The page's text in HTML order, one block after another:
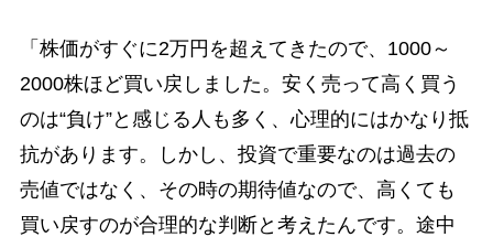
「株価がすぐに2万円を超えてきたので、1000～
2000株ほど買い戻しました。安く売って高く買う
のは“負け”と感じる人も多く、心理的にはかなり抵
抗があります。しかし、投資で重要なのは過去の
売値ではなく、その時の期待値なので、高くても
買い戻すのが合理的な判断と考えたんです。途中